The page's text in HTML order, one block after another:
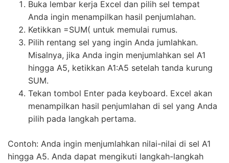
Buka lembar kerja Excel dan pilih sel tempat
Anda ingin menampilkan hasil penjumlahan.
Ketikkan =SUM( untuk memulai rumus.
Pilih rentang sel yang ingin Anda jumlahkan.
Misalnya, jika Anda ingin menjumlahkan sel A1
hingga A5, ketikkan A1:A5 setelah tanda kurung
SUM.
Tekan tombol Enter pada keyboard. Excel akan
menampilkan hasil penjumlahan di sel yang Anda
pilih pada langkah pertama.
Contoh: Anda ingin menjumlahkan nilai-nilai di sel A1
hingga A5. Anda dapat mengikuti langkah-langkah